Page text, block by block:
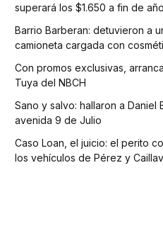
superará los $1.650 a fin de año
Barrio Barberan: detuvieron a
camioneta cargada con
Con promos exclusivas,
Tuya del NBCH
Sano y salvo: hallaron a Daniel
avenida 9 de Julio
Caso Loan, el juicio: el perito
los vehículos de Pérez y